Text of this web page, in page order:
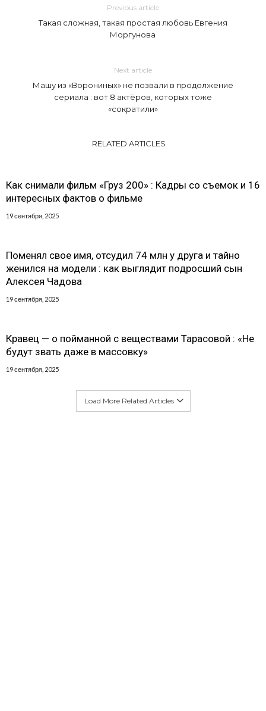
Previous article
Такая сложная, такая простая любовь Евгения
Моргунова
Next article
Машу из «Ворониных» не позвали в продолжение
сериала : вот 8 актёров, которых тоже
«сократили»
RELATED ARTICLES
Как снимали фильм «Груз 200» : Кадры со съемок и 16
интересных фактов о фильме
19 сентября, 2025
Поменял свое имя, отсудил 74 млн у друга и тайно
женился на модели : как выглядит подросший сын
Алексея Чадова
19 сентября, 2025
Кравец — о пойманной с веществами Тарасовой : «Не
будут звать даже в массовку»
19 сентября, 2025
Load More Related Articles